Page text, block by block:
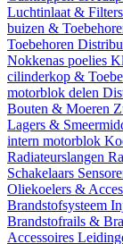
Luchtinlaat & Filters
buizen &
Toebehoren
Nokkenas poelies
cilinderkop &
motorblok delen
Bouten & Moeren
Lagers &
intern motorblok
Radiateurslangen
Schakelaars
Oliekoelers &
Brandstofsysteem
Brandstofrails &
Accessoires